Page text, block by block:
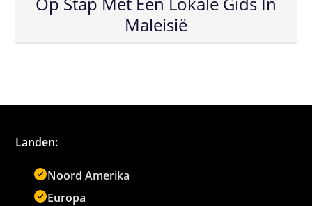
Maleisië
Landen:
Noord Amerika
Europa